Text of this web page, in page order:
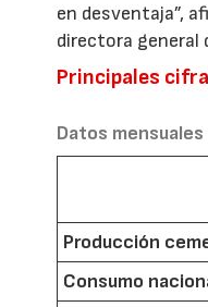
en desventaja”,
directora general
Principales
Datos
Producción
Consumo